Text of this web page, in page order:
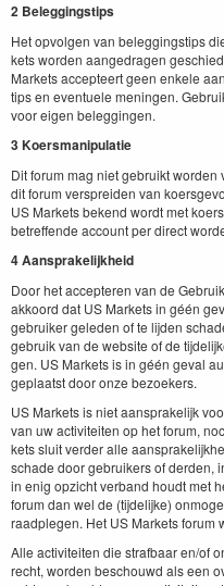
2 Beleg­gingstips
Het opvol­gen van beleg­gingstips
kets wor­den aange­dra­gen
Mar­kets accepteert geen enkele
tips en eventuele menin­gen.
voor eigen beleggingen.
3Koers­ma­n­ip­u­latie
Dit forum mag niet gebruikt
dit forum ver­sprei­den van
US Mar­kets bek­end wordt met
betr­e­f­fende account per direct
4Aansprake­lijkheid
Door het accepteren van de
akko­ord dat US Mar­kets in géén
gebruik­er gele­den of te lij­den
gebruik van de web­site of de
gen. US Mar­kets is in géén geval
geplaatst door onze bezoekers.
US Mar­kets is niet aansprake­lijk
van uw activiteit­en op het forum,
kets sluit verder alle
schade door gebruik­ers of der­den,
in enig opzicht ver­band houdt met
forum dan wel de (tijdelijke)
raad­ple­gen. Het US Mar­kets forum
Alle activiteit­en die straf­baar en/​of
recht, wor­den beschouwd als een